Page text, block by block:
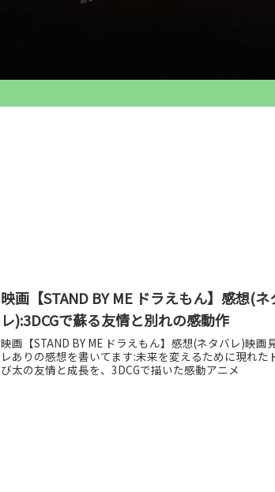
映画【STAND BY ME ドラえもん】感想(ネ
レ):3DCGで蘇る友情と別れの感動作
映画【STAND BY ME ドラえもん】感想(ネタバレ)映画
レありの感想を書いてます:未来を変えるために現れた
び太の友情と成長を、3DCGで描いた感動アニメ